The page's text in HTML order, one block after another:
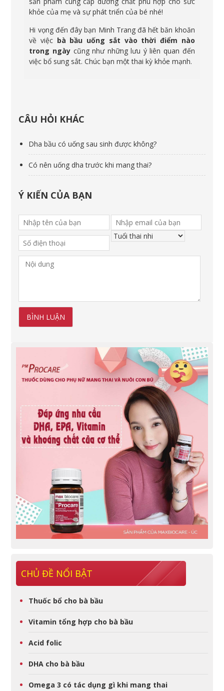
khỏe của mẹ và sự phát triển của bé nhé!
Hi vọng đến đây bạn Minh Trang đã hết băn khoăn
về việc bà bầu uống sắt vào thời điểm nào
trong ngàycũng như những lưu ý liên quan đến
việc bổ sung sắt. Chúc bạn một thai kỳ khỏe mạnh.
CÂU HỎI KHÁC
Dha bầu có uống sau sinh được không?
Có nên uống dha trước khi mang thai?
Ý KIẾN CỦA BẠN
CHỦ ĐỀ NỔI BẬT
Thuốc bổ cho bà bầu
Vitamin tổng hợp cho bà bầu
Acid folic
DHA cho bà bầu
Omega 3 có tác dụng gì khi mang thai